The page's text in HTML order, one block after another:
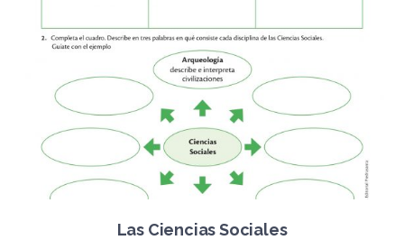
Las Ciencias Sociales